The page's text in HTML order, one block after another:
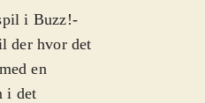
i Buzz!-
der hvor det
en
i det